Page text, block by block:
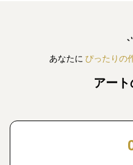
あなたに ぴったりの
アー